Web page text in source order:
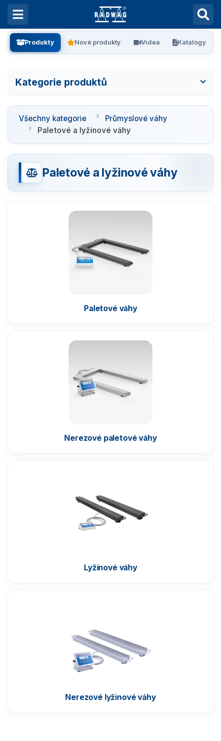
Produkty Nové produkty Videa Katalogy
Kategorie produktů
Všechny kategorie
Laboratorní váhy
Vážení filtrů
Vážení stentů
Komparátory hmotnosti
Váhy s vysokým rozlišením
Podlahové 4-snímačové váhy
Příslušenství k vahám
Všechny kategorie
Průmyslové váhy
Paletové a lyžinové váhy
Paletové a lyžinové váhy
Paletové váhy
Nerezové paletové váhy
Lyžinové váhy
Nerezové lyžinové váhy